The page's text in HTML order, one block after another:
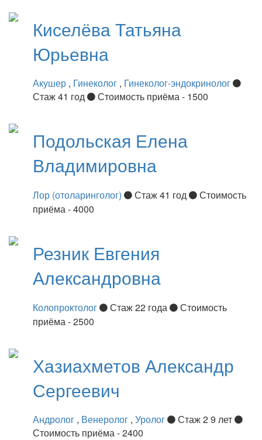
КиселёваТатьяна
Юрьевна
Акушер , Гинеколог , Гинеколог-эндокринолог
Стаж 41 год
Стоимость приёма - 1500
Подольская Елена
Владимировна
Лор (отоларинголог) Стаж 41 год
Стоимость
приёма - 4000
Резник Евгения
Александровна
Колопроктолог Стаж 22 года
Стоимость
приёма - 2500
Хазиахметов Александр
Сергеевич
Андролог , Венеролог , Уролог
Стаж 2 9 лет
Стоимость приёма - 2400